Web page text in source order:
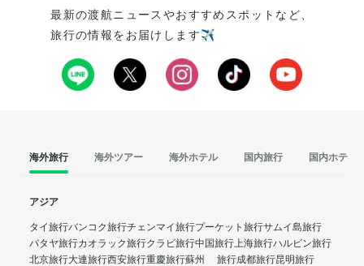
最新の渡航ニュースやおすすめスポットなど、
旅行の情報をお届けします✈️
海外旅行 海外ツアー 海外ホテル 国内旅行 国内ホテル
アジア
タイ旅行バンコク旅行チェンマイ旅行プーケット旅行サムイ島旅行
パタヤ旅行カオラック旅行クラビ旅行中国旅行上海旅行ハルビン旅行
北京旅行大連旅行西安旅行重慶旅行蘇州 旅行成都旅行昆明旅行